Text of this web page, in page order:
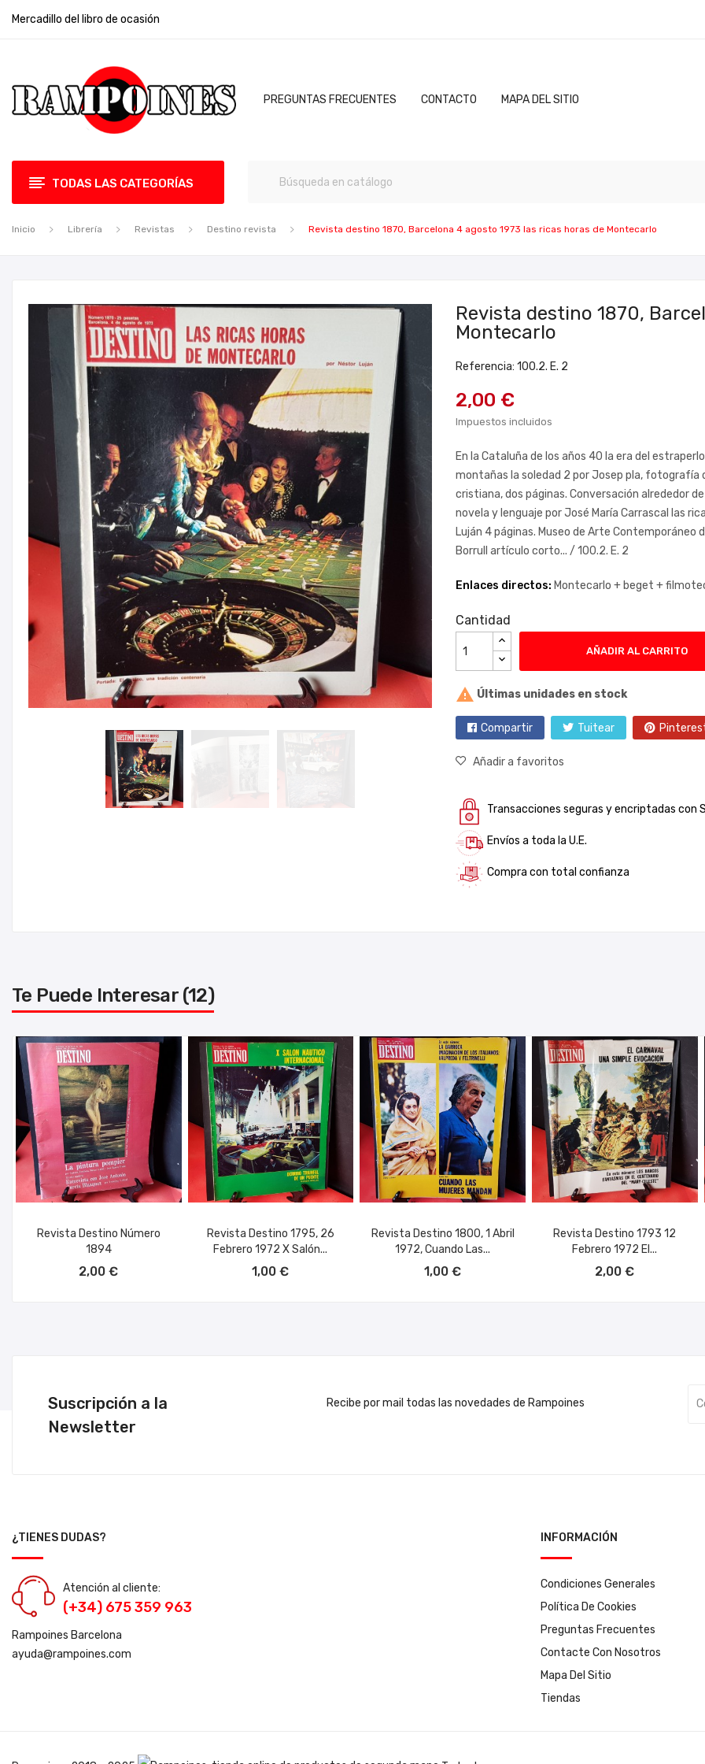
Mercadillo del libro de ocasión
PREGUNTAS FRECUENTES CONTACTO MAPA DEL SITIO
TODAS LAS CATEGORÍAS
Inicio Librería Revistas Destino revista Revista destino 1870, Barcelona 4 agosto 1973 las ricas horas de Montecarlo
Revista destino 1870,
Montecarlo
Referencia: 100.2. E. 2
2,00 €
Impuestos incluidos
En la Cataluña de los años 40 la era del
montañas la soledad 2 por Josep pla, fotografía
cristiana, dos páginas. Conversación alrededor
novela y lenguaje por José María Carrascal las
Luján 4 páginas. Museo de Arte Contemporáneo
Borrull artículo corto... / 100.2. E. 2
Enlaces directos: Montecarlo + beget +
Cantidad
AÑADIR AL CARRITO
 Últimas unidades en stock
Compartir Tuitear
Añadir a favoritos
Transacciones seguras y encriptadas con
Envíos a toda la U.E.
Compra con total confianza
Te Puede Interesar (12)
Revista Destino Número
1894
2,00 €
Revista Destino 1795, 26
Febrero 1972 X Salón...
1,00 €
Revista Destino 1800, 1 Abril
1972, Cuando Las...
1,00 €
Revista Destino 1793 12
Febrero 1972 El...
2,00 €
Suscripción a la
Newsletter
Recibe por mail todas las novedades de Rampoines
¿TIENES DUDAS?
Atención al cliente:
(+34) 675 359 963
Rampoines Barcelona
ayuda@rampoines.com
INFORMACIÓN
Condiciones Generales
Política De Cookies
Preguntas Frecuentes
Contacte Con Nosotros
Mapa Del Sitio
Tiendas